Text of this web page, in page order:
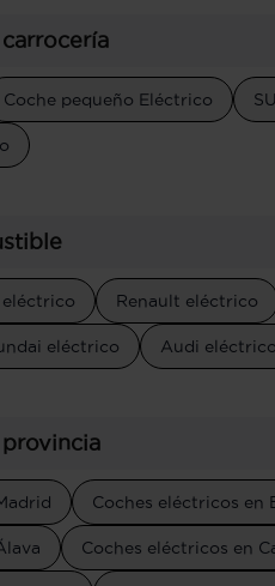
Coche pequeño Eléctrico
eléctrico Renault eléctrico
eléctrico Audi eléctrico
Coches eléctricos en
Coches eléctricos en